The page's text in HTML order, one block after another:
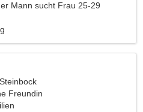
Mann sucht Frau 25-29
Freundin